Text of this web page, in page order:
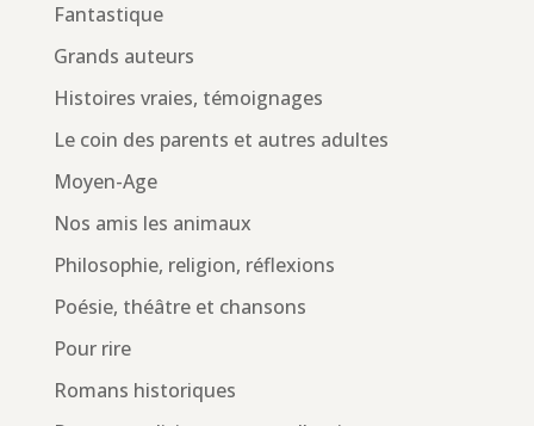
Fantastique
Grands auteurs
Histoires vraies, témoignages
Le coin des parents et autres adultes
Moyen-Age
Nos amis les animaux
Philosophie, religion, réflexions
Poésie, théâtre et chansons
Pour rire
Romans historiques